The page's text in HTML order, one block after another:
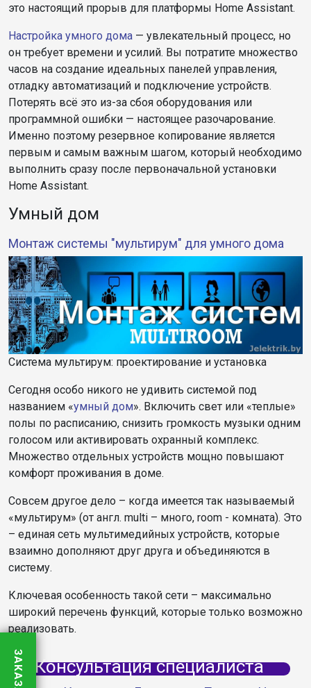
это настоящий прорыв для платформы Home Assistant.
Настройка умного дома — увлекательный процесс, но
он требует времени и усилий. Вы потратите множество
часов на создание идеальных панелей управления,
отладку автоматизаций и подключение устройств.
Потерять всё это из-за сбоя оборудования или
программной ошибки — настоящее разочарование.
Именно поэтому резервное копирование является
первым и самым важным шагом, который необходимо
выполнить сразу после первоначальной установки
Home Assistant.
Умный дом
Монтаж системы "мультирум" для умного дома
Система мультирум: проектирование и установка
Сегодня особо никого не удивить системой под
названием «умный дом». Включить свет или «теплые»
полы по расписанию, снизить громкость музыки одним
голосом или активировать охранный комплекс.
Множество отдельных устройств мощно повышают
комфорт проживания в доме.
Совсем другое дело – когда имеется так называемый
«мультирум» (от англ. multi – много, room - комната). Это
– единая сеть мультимедийных устройств, которые
взаимно дополняют друг друга и объединяются в
систему.
Ключевая особенность такой сети – максимально
широкий перечень функций, которые только возможно
реализовать.
Консультация специалиста